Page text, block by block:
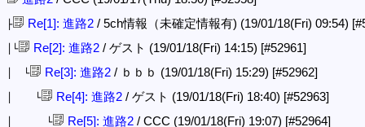
├ Re[1]: 進路2 / 5ch情報（未確定情報有) (19/01/18(Fri) 09:54)
│└ Re[2]: 進路2 / ゲスト (19/01/18(Fri) 14:15) [#52961]
│ └ Re[3]: 進路2 / ｂｂｂ (19/01/18(Fri) 15:29) [#52962]
│ └ Re[4]: 進路2 / ゲスト (19/01/18(Fri) 18:40) [#52963]
│ └ Re[5]: 進路2 / CCC (19/01/18(Fri) 19:07) [#52964]